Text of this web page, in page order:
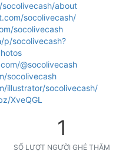
about
socolivecash/
socolivecash
socolivecash?
@socolivecash
socolivecash
illustrator/socolivecash/
XveQGL
1
SỐ LƯỢT NGƯỜI GHÉ THĂM